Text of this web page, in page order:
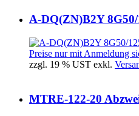
A-DQ(ZN)B2Y
Preise nur mit Anmeldung
zzgl. 19 % UST exkl.
MTRE-122-20